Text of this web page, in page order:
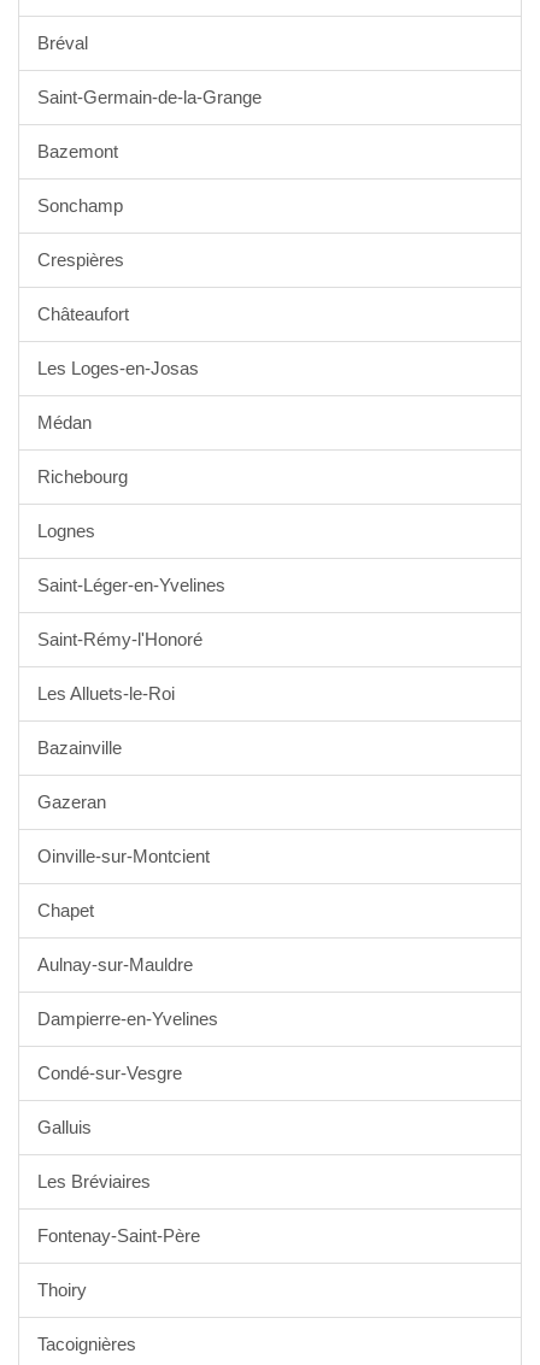
Bréval
Saint-Germain-de-la-Grange
Bazemont
Sonchamp
Crespières
Châteaufort
Les Loges-en-Josas
Médan
Richebourg
Lognes
Saint-Léger-en-Yvelines
Saint-Rémy-l'Honoré
Les Alluets-le-Roi
Bazainville
Gazeran
Oinville-sur-Montcient
Chapet
Aulnay-sur-Mauldre
Dampierre-en-Yvelines
Condé-sur-Vesgre
Galluis
Les Bréviaires
Fontenay-Saint-Père
Thoiry
Tacoignières